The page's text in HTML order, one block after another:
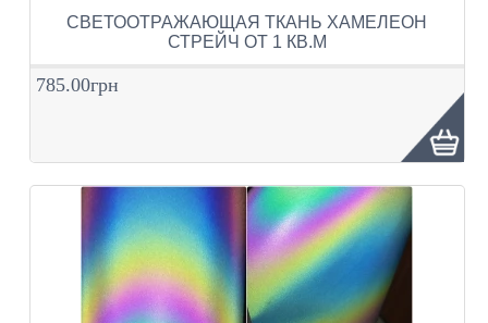
СВЕТООТРАЖАЮЩАЯ ТКАНЬ ХАМЕЛЕОН
СТРЕЙЧ ОТ 1 КВ.М
785.00грн